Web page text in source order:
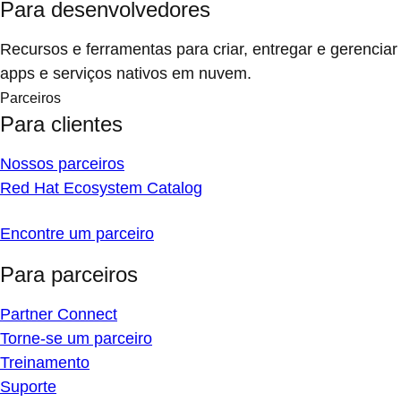
Para desenvolvedores
Recursos e ferramentas para criar, entregar e gerenciar
apps e serviços nativos em nuvem.
Parceiros
Para clientes
Nossos parceiros
Red Hat Ecosystem Catalog
Encontre um parceiro
Para parceiros
Partner Connect
Torne-se um parceiro
Treinamento
Suporte